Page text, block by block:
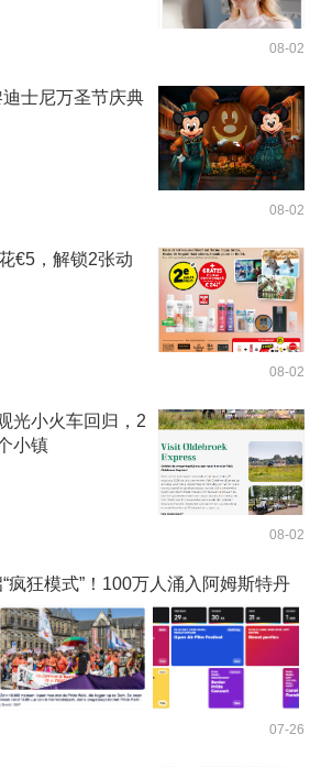
08-02
士尼万圣节庆典
08-02
€5，解锁2张动
08-02
光小火车回归，2
小镇
08-02
疯狂模式”！100万人涌入阿姆斯特丹
07-26